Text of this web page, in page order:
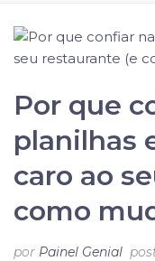
Por que
planilhas
caro ao
como
por Painel Genial